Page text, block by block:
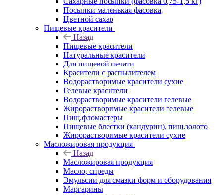
Посыпки маленькая фасовка
Цветной сахар
Пищевые красители
Назад
Пищевые красители
Натуральные красители
Для пищевой печати
Красители с распылителем
Водорастворимые красители сухие
Гелевые красители
Водорастворимые красители гелевые
Жирорастворимые красители гелевые
Пищ.фломастеры
Пищевые блестки (кандурин), пищ.золото
Жирорастворимые красители сухие
Масложировая продукция
Назад
Масложировая продукция
Масло, спреды
Эмульсии для смазки форм и оборудования
Маргарины